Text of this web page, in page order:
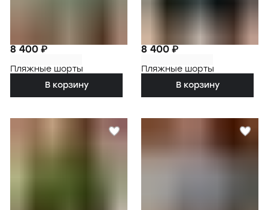
8 400 ₽
Пляжные шорты
В корзину
8 400 ₽
Пляжные шорты
В корзину